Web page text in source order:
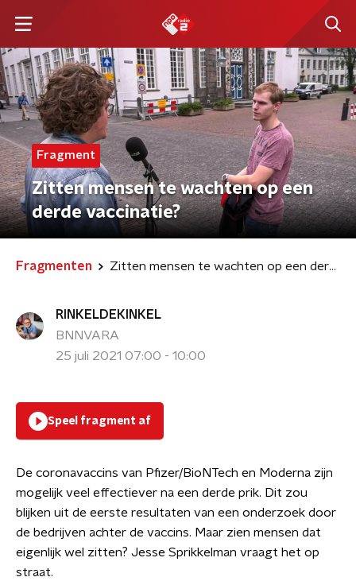
Fragment
Zitten mensen te wachten op een
derde vaccinatie?
Fragmenten Zitten mensen te wachten op een derde vaccinatie?
RINKELDEKINKEL
BNNVARA
25 juli 2021 07:00 - 10:00
Speel fragment af
De coronavaccins van Pfizer/BioNTech en Moderna zijn
mogelijk veel effectiever na een derde prik. Dit zou
blijken uit de eerste resultaten van een onderzoek door
de bedrijven achter de vaccins. Maar zien mensen dat
eigenlijk wel zitten? Jesse Sprikkelman vraagt het op
straat.